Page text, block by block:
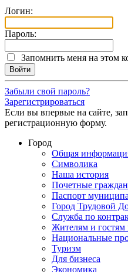
Логин:
Пароль:
Запомнить меня на этом
Забыли свой пароль?
Зарегистрироваться
Если вы впервые на сайте,
регистрационную форму.
Город
Общая
Символика
Наша история
Почетные
Паспорт
Город Трудовой
Служба по
Жителям и гостям
Национальные
Туризм
Для бизнеса
Экономика